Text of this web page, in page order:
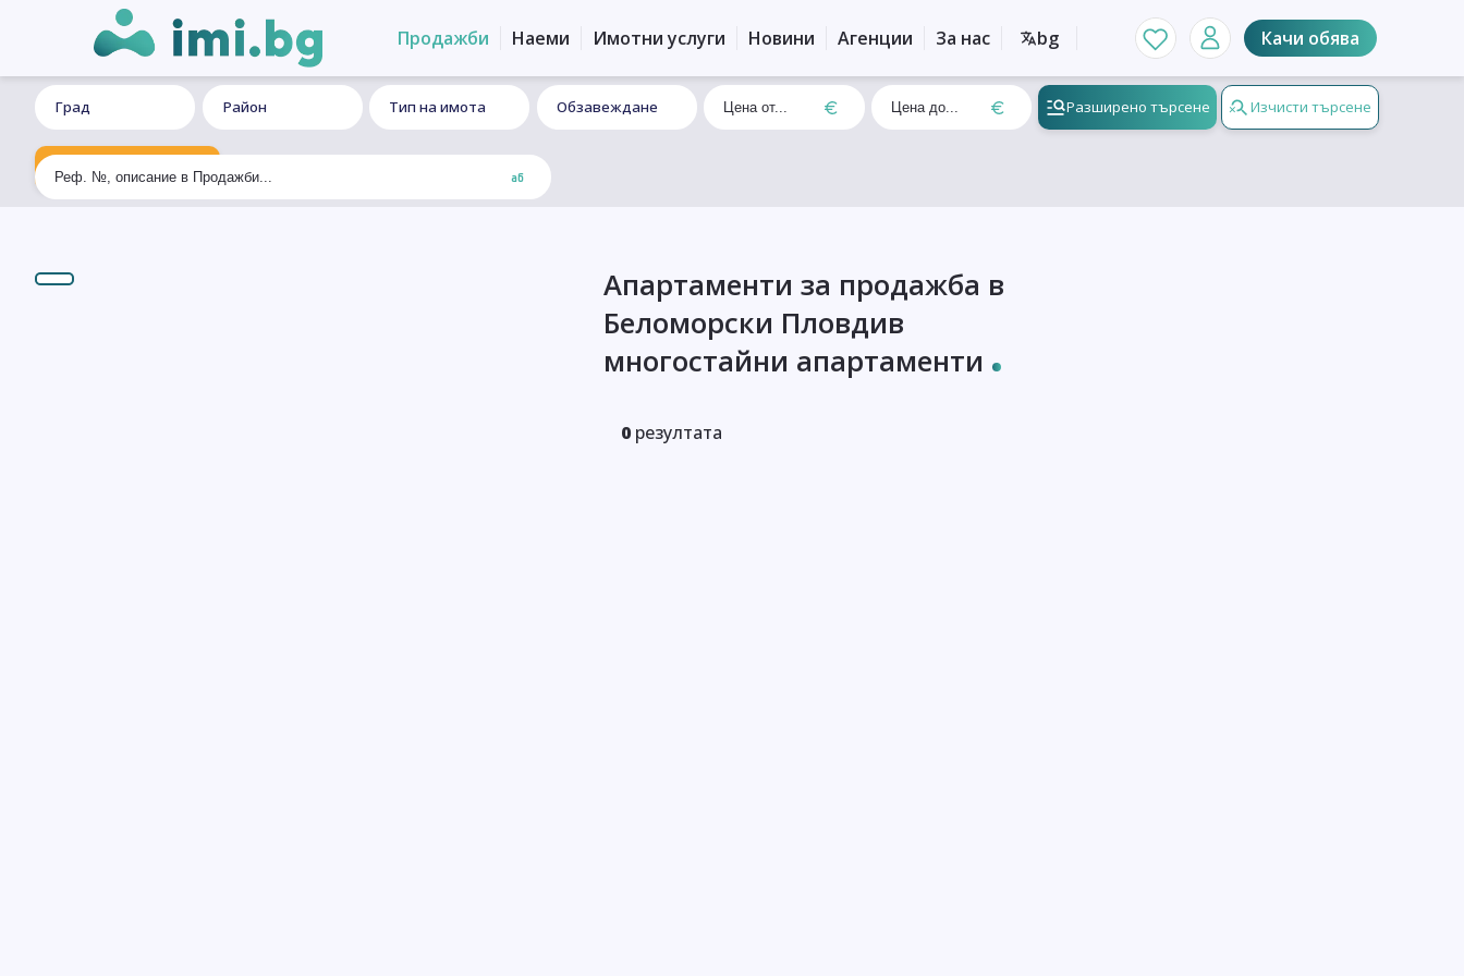
Продажби Наеми Имотни услуги Новини Агенции За нас bg Качи обява
Град Район Тип на имота Обзавеждане Разширено търсене Изчисти търсене
Ексклузивно търсене
Апартаменти за продажба в
Беломорски Пловдив
многостайни апартаменти
0 резултата